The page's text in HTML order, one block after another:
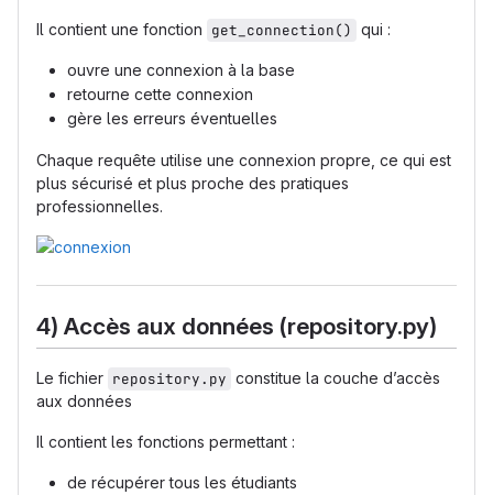
Il contient une fonction get_connection() qui :
ouvre une connexion à la base
retourne cette connexion
gère les erreurs éventuelles
Chaque requête utilise une connexion propre, ce qui est
plus sécurisé et plus proche des pratiques
professionnelles.
4) Accès aux données (repository.py)
Le fichier repository.py constitue la couche d’accès
aux données
Il contient les fonctions permettant :
de récupérer tous les étudiants